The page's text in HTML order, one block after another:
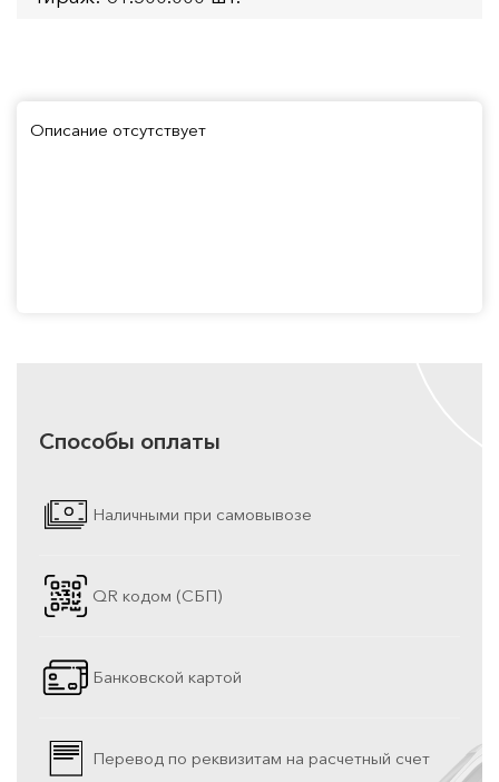
Описание отсутствует
Способы оплаты
Наличными при самовывозе
QR кодом (СБП)
Банковской картой
Перевод по реквизитам на расчетный счет